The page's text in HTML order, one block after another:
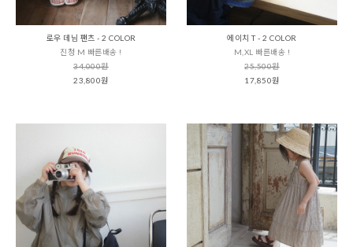
로우 데님 팬츠 - 2 COLOR
진청 M 빠른배송 !
34,000원
23,800원
에이치 T - 2 COLOR
M,XL 빠른배송 !
25,500원
17,850원